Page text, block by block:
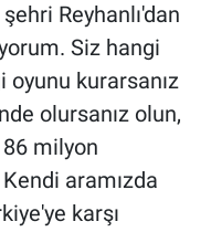
Reyhanlı'dan
Siz hangi
oyunu kurarsanız
olursanız olun,
milyon
aramızda
karşı